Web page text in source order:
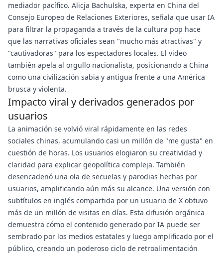
mediador pacífico. Alicja Bachulska, experta en China del
Consejo Europeo de Relaciones Exteriores, señala que usar IA
para filtrar la propaganda a través de la cultura pop hace
que las narrativas oficiales sean "mucho más atractivas" y
"cautivadoras" para los espectadores locales. El video
también apela al orgullo nacionalista, posicionando a China
como una civilización sabia y antigua frente a una América
brusca y violenta.
Impacto viral y derivados generados por
usuarios
La animación se volvió viral rápidamente en las redes
sociales chinas, acumulando casi un millón de "me gusta" en
cuestión de horas. Los usuarios elogiaron su creatividad y
claridad para explicar geopolítica compleja. También
desencadenó una ola de secuelas y parodias hechas por
usuarios, amplificando aún más su alcance. Una versión con
subtítulos en inglés compartida por un usuario de X obtuvo
más de un millón de visitas en días. Esta difusión orgánica
demuestra cómo el contenido generado por IA puede ser
sembrado por los medios estatales y luego amplificado por el
público, creando un poderoso ciclo de retroalimentación